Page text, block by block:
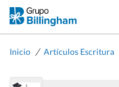
Inicio / Artículos Escritura